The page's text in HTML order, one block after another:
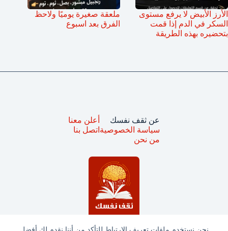
الأرز الأبيض لا يرفع مستوى
السكر في الدم إذا قمت
بتحضيره بهذه الطريقة
ملعقة صغيرة يوميًا ولاحظ
الفرق بعد اسبوع
عن ثقف نفسك
سياسة الخصوصية
من نحن
أعلن معنا
اتصل بنا